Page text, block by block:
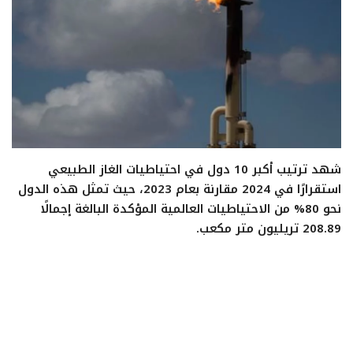
شركات
فيديو وتوك شو
مقالات
مجتمع البترول
شهد ترتيب أكبر 10 دول في احتياطيات الغاز الطبيعي
استقرارًا في 2024 مقارنة بعام 2023، حيث تمثل هذه الدول
نحو 80% من الاحتياطيات العالمية المؤكدة البالغة إجمالًا
208.89 تريليون متر مكعب.